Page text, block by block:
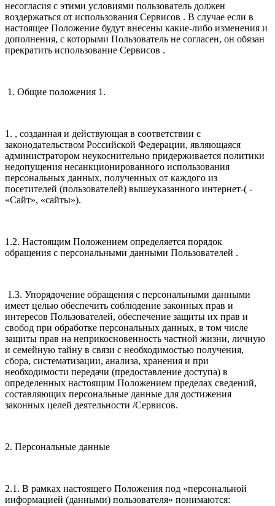
несогласия с этими условиями пользователь должен
воздержаться от использования Сервисов . В случае если в
настоящее Положение будут внесены какие-либо изменения и
дополнения, с которыми Пользователь не согласен, он обязан
прекратить использование Сервисов .
1. Общие положения 1.
1. , созданная и действующая в соответствии с
законодательством Российской Федерации, являющаяся
администратором неукоснительно придерживается политики
недопущения несанкционированного использования
персональных данных, полученных от каждого из
посетителей (пользователей) вышеуказанного интернет-( -
«Сайт», «сайты»).
1.2. Настоящим Положением определяется порядок
обращения с персональными данными Пользователей .
1.3. Упорядочение обращения с персональными данными
имеет целью обеспечить соблюдение законных прав и
интересов Пользователей, обеспечение защиты их прав и
свобод при обработке персональных данных, в том числе
защиты прав на неприкосновенность частной жизни, личную
и семейную тайну в связи с необходимостью получения,
сбора, систематизации, анализа, хранения и при
необходимости передачи (предоставление доступа) в
определенных настоящим Положением пределах сведений,
составляющих персональные данные для достижения
законных целей деятельности /Сервисов.
2. Персональные данные
2.1. В рамках настоящего Положения под «персональной
информацией (данными) пользователя» понимаются: